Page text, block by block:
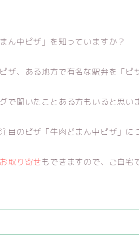
まん中ピザ」を知っていますか？
ザ、ある地方で有名な駅弁を「
で聞いたことある方もいると思い
目のピザ「牛肉どまん中ピザ」
お取り寄せもできますので、ご自宅